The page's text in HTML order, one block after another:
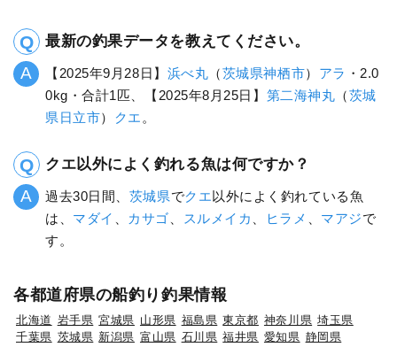
最新の釣果データを教えてください。
【2025年9月28日】 浜べ丸 （茨城県神栖市） アラ ・2.0
0kg・合計1匹、【2025年8月25日】 第二海神丸 （茨城
県日立市） クエ。
クエ以外によく釣れる魚は何ですか？
過去30日間、 茨城県でクエ以外によく釣れている魚
は、 マダイ 、 カサゴ、 スルメイカ 、 ヒラメ 、 マアジで
す。
各都道府県の船釣り釣果情報
北海道 岩手県 宮城県 山形県 福島県 東京都 神奈川県 埼玉県
千葉県 茨城県 新潟県 富山県 石川県 福井県 愛知県 静岡県